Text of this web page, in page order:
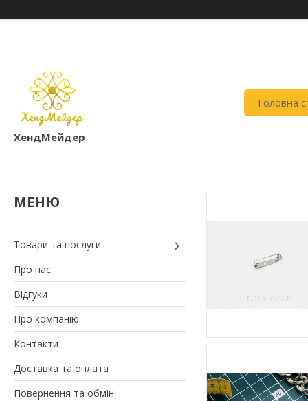
ХендМейдер
Головна
Товари та послуги
Про нас
Відгуки
Про компанію
Контакти
Доставка та оплата
Повернення та обмін